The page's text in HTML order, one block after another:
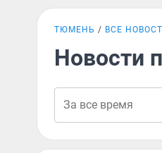
ТЮМЕНЬ ВСЕ
Новости